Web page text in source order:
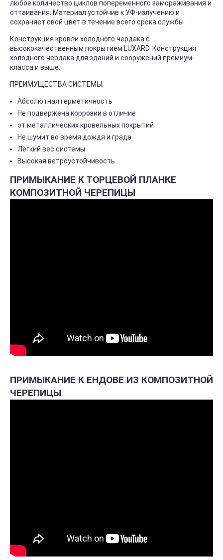
любое количество циклов попеременного замораживания и
оттаивания. Материал устойчив к УФ-излучению и
сохраняет свой цвет в течение всего срока службы
Конструкция кровли холодного чердака с
высококачественным покрытием LUXARD. Конструкция
холодного чердака для зданий и сооружений премиум-
класса и выше.
ПРЕИМУЩЕСТВА СИСТЕМЫ:
Абсолютная герметичность
Не подвержена коррозии в отличие
от металлических кровельных покрытий
Не шумит во время дождя и града
Лёгкий вес системы
Высокая ветроустойчивость
ПРИМЫКАНИЕ К ТОРЦЕВОЙ ПЛАНКЕ
КОМПОЗИТНОЙ ЧЕРЕПИЦЫ
ПРИМЫКАНИЕ К ЕНДОВЕ ИЗ КОМПОЗИТНОЙ
ЧЕРЕПИЦЫ